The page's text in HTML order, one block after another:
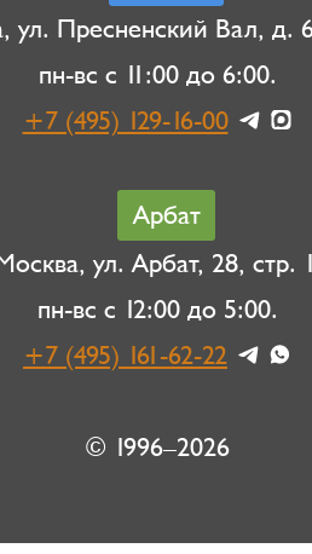
ул. Пресненский Вал, д.
пн-вс с 11:00 до 6:00.
+7 (495) 129-16-00
Арбат
ул. Арбат, 28, стр.
пн-вс с 12:00 до 5:00.
+7 (495) 161-62-22
© 1996–2026